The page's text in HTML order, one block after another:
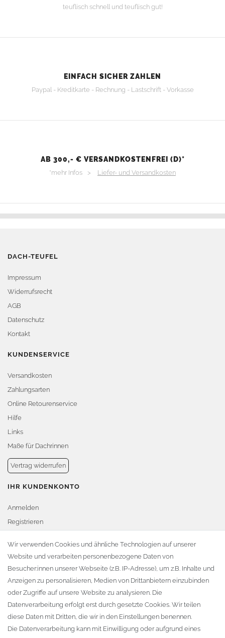
teuflisch schnell und teuflisch gut!
EINFACH SICHER ZAHLEN
Paypal - Kreditkarte - Rechnung - Lastschrift - Vorkasse
AB 300,- € VERSANDKOSTENFREI (D)*
*mehr Infos > Liefer- und Versandkosten
DACH-TEUFEL
Impressum
Widerrufsrecht
AGB
Datenschutz
Kontakt
KUNDENSERVICE
Versandkosten
Zahlungsarten
Online Retourenservice
Hilfe
Links
Maße für Dachrinnen
Vertrag widerrufen
IHR KUNDENKONTO
Anmelden
Registrieren
Warenkorb
Zur Kasse
KONTAKT
Fa. Steffen Jost
Söbrigener Weg 50
D-01796 Pirna
Wir verwenden Cookies und ähnliche Technologien auf unserer
Website und verarbeiten personenbezogene Daten von
Besucher:innen unserer Webseite (z.B. IP-Adresse), um z.B. Inhalte und
Anzeigen zu personalisieren, Medien von Drittanbietern einzubinden
oder Zugriffe auf unsere Website zu analysieren. Die
Datenverarbeitung erfolgt erst durch gesetzte Cookies. Wir teilen
diese Daten mit Dritten, die wir in den Einstellungen benennen.
Die Datenverarbeitung kann mit Einwilligung oder aufgrund eines